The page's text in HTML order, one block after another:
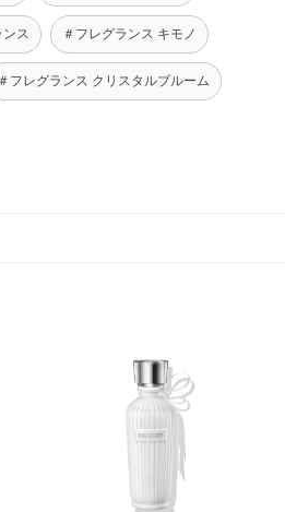
ンス ＃フレグランス キモノ
＃フレグランス クリスタルブルーム